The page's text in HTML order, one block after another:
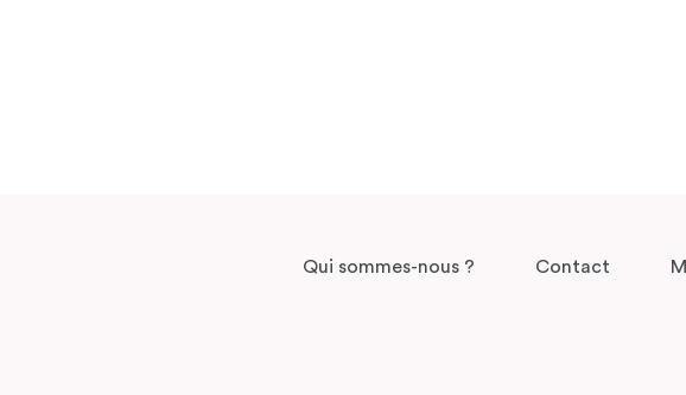
Qui sommes-nous ? Contact